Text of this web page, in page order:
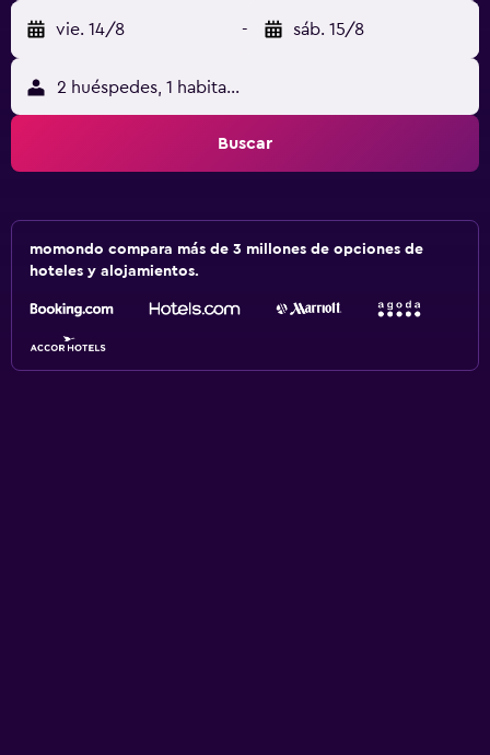
vie. 14/8 - sáb. 15/8
2 huéspedes, 1 habitación
Buscar
momondo compara más de 3 millones de opciones de
hoteles y alojamientos.